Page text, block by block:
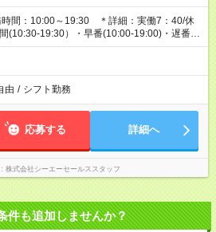
間：10:00～19:30 ＊詳細：実働7：40/休
(10:30-19:30）・早番(10:00-19:00)・遅番
由 / シフト勤務
応募する 詳細へ
株式会社シーエーセールススタッフ
件も追加しませんか？